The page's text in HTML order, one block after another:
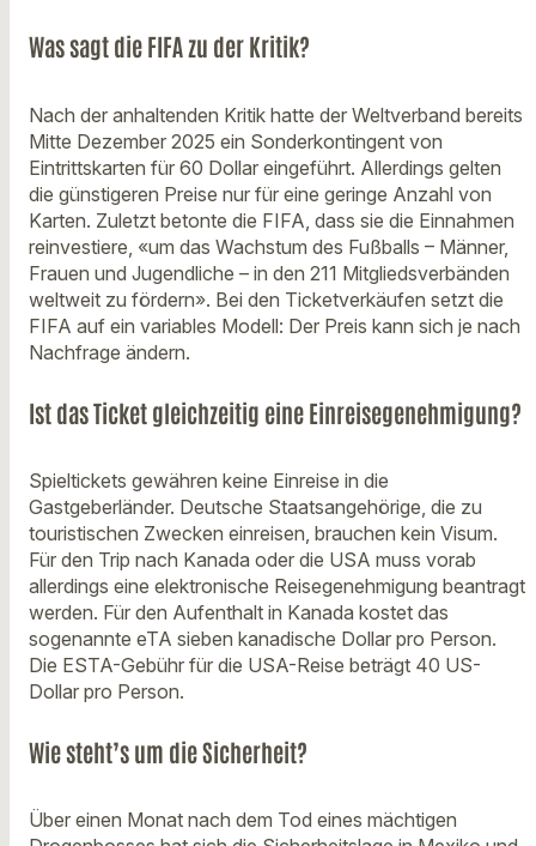
Was sagt die FIFA zu der Kritik?
Nach der anhaltenden Kritik hatte der Weltverband bereits
Mitte Dezember 2025 ein Sonderkontingent von
Eintrittskarten für 60 Dollar eingeführt. Allerdings gelten
die günstigeren Preise nur für eine geringe Anzahl von
Karten. Zuletzt betonte die FIFA, dass sie die Einnahmen
reinvestiere, «um das Wachstum des Fußballs – Männer,
Frauen und Jugendliche – in den 211 Mitgliedsverbänden
weltweit zu fördern». Bei den Ticketverkäufen setzt die
FIFA auf ein variables Modell: Der Preis kann sich je nach
Nachfrage ändern.
Ist das Ticket gleichzeitig eine Einreisegenehmigung?
Spieltickets gewähren keine Einreise in die
Gastgeberländer. Deutsche Staatsangehörige, die zu
touristischen Zwecken einreisen, brauchen kein Visum.
Für den Trip nach Kanada oder die USA muss vorab
allerdings eine elektronische Reisegenehmigung beantragt
werden. Für den Aufenthalt in Kanada kostet das
sogenannte eTA sieben kanadische Dollar pro Person.
Die ESTA-Gebühr für die USA-Reise beträgt 40 US-
Dollar pro Person.
Wie steht’s um die Sicherheit?
Über einen Monat nach dem Tod eines mächtigen